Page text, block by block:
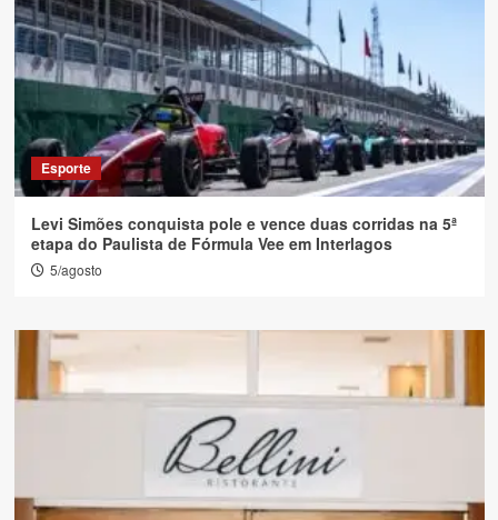
Esporte
Levi Simões conquista pole e vence duas corridas na 5ª
etapa do Paulista de Fórmula Vee em Interlagos
5/agosto